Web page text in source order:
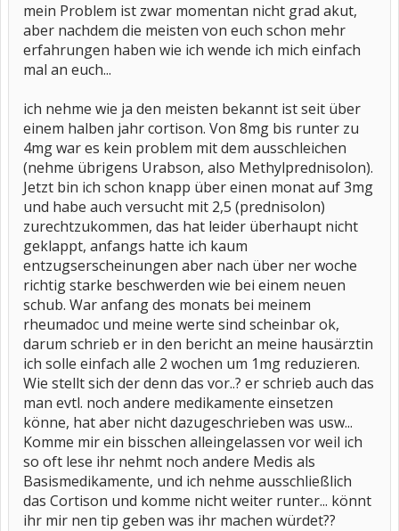
mein Problem ist zwar momentan nicht grad akut,
aber nachdem die meisten von euch schon mehr
erfahrungen haben wie ich wende ich mich einfach
mal an euch...
ich nehme wie ja den meisten bekannt ist seit über
einem halben jahr cortison. Von 8mg bis runter zu
4mg war es kein problem mit dem ausschleichen
(nehme übrigens Urabson, also Methylprednisolon).
Jetzt bin ich schon knapp über einen monat auf 3mg
und habe auch versucht mit 2,5 (prednisolon)
zurechtzukommen, das hat leider überhaupt nicht
geklappt, anfangs hatte ich kaum
entzugserscheinungen aber nach über ner woche
richtig starke beschwerden wie bei einem neuen
schub. War anfang des monats bei meinem
rheumadoc und meine werte sind scheinbar ok,
darum schrieb er in den bericht an meine hausärztin
ich solle einfach alle 2 wochen um 1mg reduzieren.
Wie stellt sich der denn das vor..? er schrieb auch das
man evtl. noch andere medikamente einsetzen
könne, hat aber nicht dazugeschrieben was usw...
Komme mir ein bisschen alleingelassen vor weil ich
so oft lese ihr nehmt noch andere Medis als
Basismedikamente, und ich nehme ausschließlich
das Cortison und komme nicht weiter runter... könnt
ihr mir nen tip geben was ihr machen würdet??